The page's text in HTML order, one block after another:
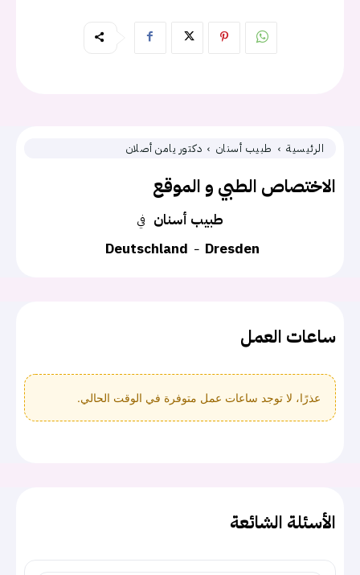
الرئيسية طبيب أسنان دكتور يامن أصلان
الاختصاص الطبي و الموقع
في طبيب أسنان
Deutschland
Dresden
ساعات العمل
عذرًا، لا توجد ساعات عمل متوفرة في الوقت الحالي.
الأسئلة الشائعة